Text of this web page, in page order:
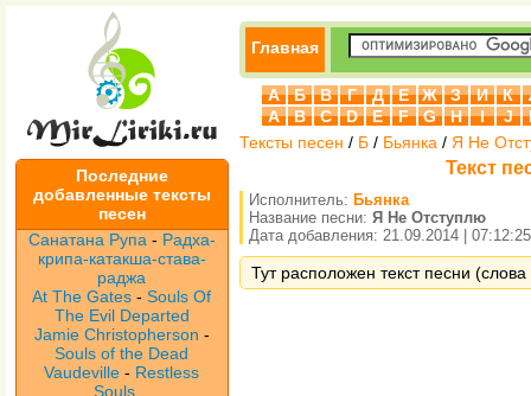
Последние
добавленные тексты
песен
Санатана Рупа - Радха-
крипа-катакша-става-
раджа
At The Gates -Souls Of
The Evil Departed
Jamie Christopherson -
Souls of the Dead
Vaudeville- Restless
Souls...
Главная
А Б В Г Д Е Ж З И К
A
B C D E F G H I J
Тексты песен / Б / Бьянка / Я Не
Текст
Исполнитель: Бьянка
Название песни: Я Не Отступлю
Дата добавления: 21.09.2014 | 07:12:25
Тут расположен текст песни